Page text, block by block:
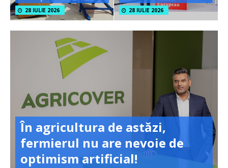
28 IULIE 2026 28 IULIE 2026
În agricultura de astăzi,
fermierul nu are nevoie de
optimism artificial!